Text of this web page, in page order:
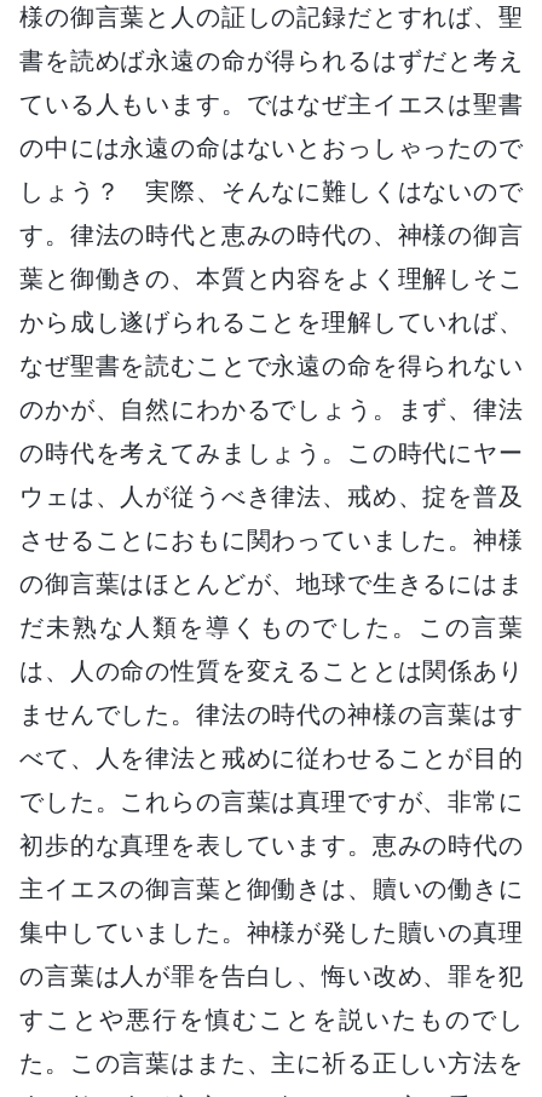
様の御言葉と人の証しの記録だとすれば、聖
書を読めば永遠の命が得られるはずだと考え
ている人もいます。ではなぜ主イエスは聖書
の中には永遠の命はないとおっしゃったので
しょう？ 実際、そんなに難しくはないので
す。律法の時代と恵みの時代の、神様の御言
葉と御働きの、本質と内容をよく理解しそこ
から成し遂げられることを理解していれば、
なぜ聖書を読むことで永遠の命を得られない
のかが、自然にわかるでしょう。まず、律法
の時代を考えてみましょう。この時代にヤー
ウェは、人が従うべき律法、戒め、掟を普及
させることにおもに関わっていました。神様
の御言葉はほとんどが、地球で生きるにはま
だ未熟な人類を導くものでした。この言葉
は、人の命の性質を変えることとは関係あり
ませんでした。律法の時代の神様の言葉はす
べて、人を律法と戒めに従わせることが目的
でした。これらの言葉は真理ですが、非常に
初歩的な真理を表しています。恵みの時代の
主イエスの御言葉と御働きは、贖いの働きに
集中していました。神様が発した贖いの真理
の言葉は人が罪を告白し、悔い改め、罪を犯
すことや悪行を慎むことを説いたものでし
た。この言葉はまた、主に祈る正しい方法を